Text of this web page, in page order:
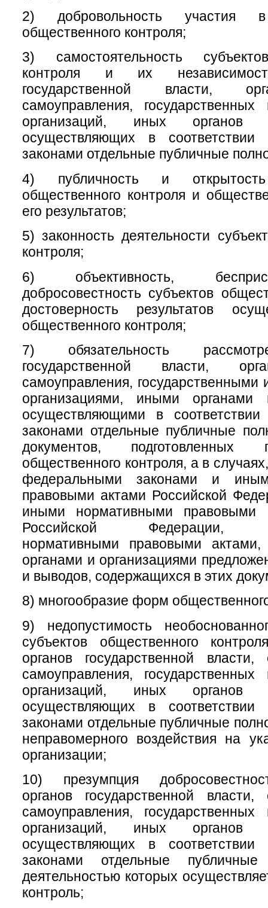
2) добровольность участия в
общественного контроля;
3) самостоятельность
контроля и их
государственной власти,
самоуправления,
организаций, иных органов
осуществляющих в
законами отдельные публичные
4) публичность и открытость
общественного контроля и
его результатов;
5) законность деятельности
контроля;
6) объективность,
добросовестность субъектов
достоверность результатов
общественного контроля;
7) обязательность
государственной власти,
самоуправления,
организациями, иными органами
осуществляющими в
законами отдельные публичные
документов, подготовленных
общественного контроля, а в
федеральными законами и
правовыми актами Российской
иными нормативными правовыми
Российской Федерации,
нормативными правовыми
органами и организациями
и выводов, содержащихся в этих
8) многообразие форм
9) недопустимость
субъектов общественного
органов государственной власти,
самоуправления,
организаций, иных органов
осуществляющих в
законами отдельные публичные
неправомерного воздействия на
организации;
10) презумпция
органов государственной власти,
самоуправления,
организаций, иных органов
осуществляющих в
законами отдельные
деятельностью которых
контроль;